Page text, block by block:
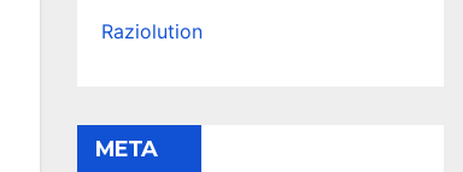
Raziolution
META